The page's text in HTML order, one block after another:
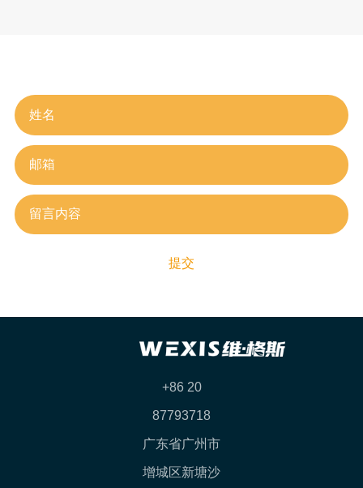
提交
+86 20
87793718
广东省广州市
增城区新塘沙